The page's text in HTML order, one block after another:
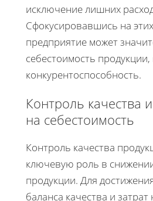
исключение лишних
Сфокусировавшись на
предприятие может
себестоимость
конкурентоспособность.
Контроль качества
на себестоимость
Контроль качества
ключевую роль в
продукции. Для
баланса качества и